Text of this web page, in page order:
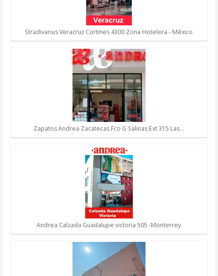
Stradivarius Veracruz Cortines 4300 Zona Hotelera - México
Zapatos Andrea Zacatecas Fco G Salinas Ext 315 Las…
Andrea Calzada Guadalupe victoria 505 -Monterrey